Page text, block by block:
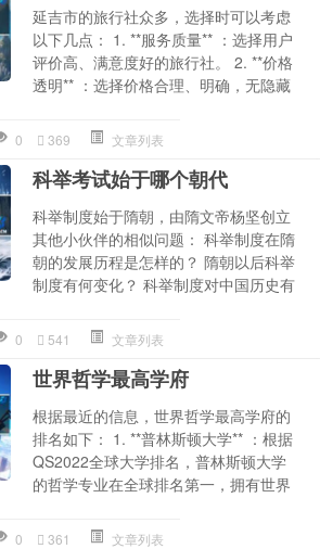
延吉市的旅行社众多，选择时可以考虑
以下几点： 1. **服务质量** ：选择用户
评价高、满意度好的旅行社。 2. **价格
透明** ：选择价格合理、明确，无隐藏
0 369 文章列表
科举考试始于哪个朝代
科举制度始于隋朝，由隋文帝杨坚创立
其他小伙伴的相似问题： 科举制度在隋
朝的发展历程是怎样的？ 隋朝以后科举
制度有何变化？ 科举制度对中国历史有
0 541 文章列表
世界哲学最高学府
根据最近的信息，世界哲学最高学府的
排名如下： 1. **普林斯顿大学** ：根据
QS2022全球大学排名，普林斯顿大学
的哲学专业在全球排名第一，拥有世界
0 361 文章列表